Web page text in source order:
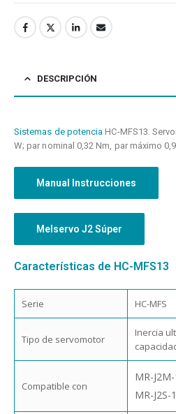
DESCRIPCIÓN
Sistemas de potencia HC-MFS13.
W; par nominal 0,32 Nm, par máximo
Manual Instrucciones
Melservo J2 Súper
Características de HC-MFS13
Serie HC-MFS
Tipo de servomotor
Inercia
Compatible con
MR-
MR-J2S-